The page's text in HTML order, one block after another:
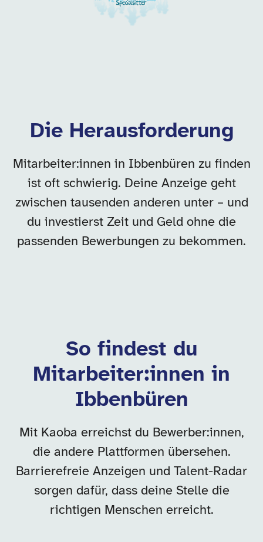
Die Herausforderung
Mitarbeiter:innen in Ibbenbüren zu finden
ist oft schwierig. Deine Anzeige geht
zwischen tausenden anderen unter – und
du investierst Zeit und Geld ohne die
passenden Bewerbungen zu bekommen.
So findest du
Mitarbeiter:innen in
Ibbenbüren
Mit Kaoba erreichst du Bewerber:innen,
die andere Plattformen übersehen.
Barrierefreie Anzeigen und Talent-Radar
sorgen dafür, dass deine Stelle die
richtigen Menschen erreicht.